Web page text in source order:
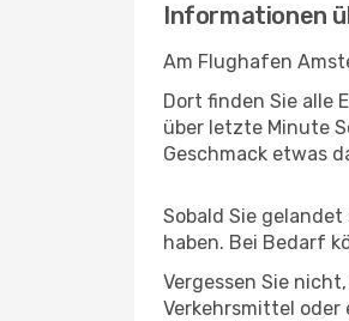
Informationen
Am Flughafen
Dort finden Sie alle
über letzte Minute
Geschmack etwas
Sobald Sie
haben. Bei Bedarf
Vergessen Sie
Verkehrsmittel oder